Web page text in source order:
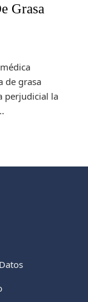
Grasa
de grasa
perjudicial la